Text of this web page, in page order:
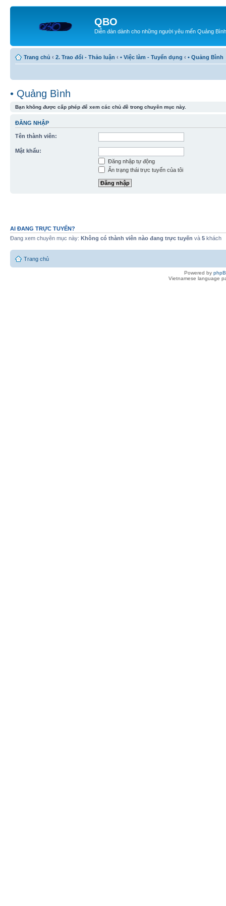
QBO
Diễn đàn dành cho những người yêu mến Quảng Bình
Trang chủ ‹ 2. Trao đổi - Thảo luận ‹ • Việc làm - Tuyển dụng ‹ • Quảng Bình
• Quảng Bình
Bạn không được cấp phép để xem các chủ đề trong chuyên mục này.
ĐĂNG NHẬP
Tên thành viên:
Mật khẩu:
Đăng nhập tự động
Ẩn trạng thái trực tuyến của tôi
AI ĐANG TRỰC TUYẾN?
Đang xem chuyên mục này: Không có thành viên nào đang trực tuyến và 5 khách
Trang chủ
Powered by
Vietnamese language